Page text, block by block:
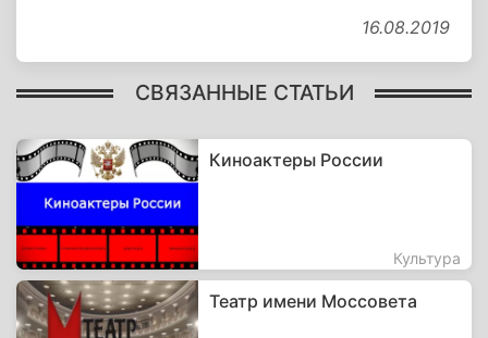
16.08.2019
СВЯЗАННЫЕ СТАТЬИ
Киноактеры России
Культура
Театр имени Моссовета